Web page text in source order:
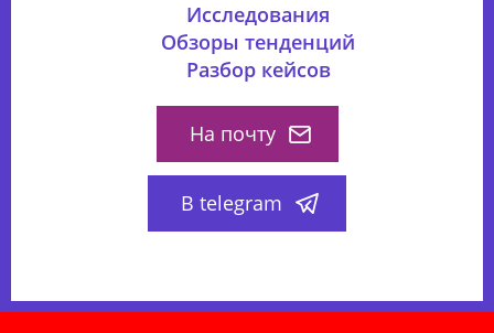
Исследования
Обзоры тенденций
Разбор кейсов
На почту
В telegram